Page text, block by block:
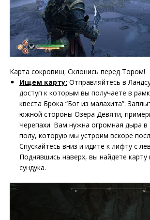
Карта сокровищ: Склонись перед Тором!
Ищем карту: Отправляйтесь в
доступ к которым вы получаете в
квеста Брока “Бог из малахита”.
южной стороны Озера Девяти,
Черепахи. Вам нужна огромная дыра в
полу, которую мы устроим вскоре
Спускайтесь вниз и идите к лифту с
Поднявшись наверх, вы найдете карту
сундука.